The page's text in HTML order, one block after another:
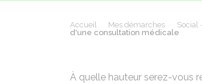
Accueil Mes démarches Social
d'une consultation médicale
À quelle hauteur serez-vous